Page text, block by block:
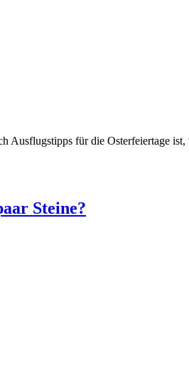
Ausflugstipps für die Osterfeiertage
Steine?